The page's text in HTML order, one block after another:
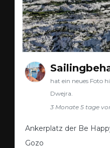
hat ein neues Foto
Dwejra.
3 Monate 5 tage
Ankerplatz der Be
Gozo